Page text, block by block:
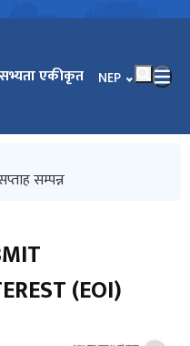
सभ्यता एकीकृत भाषा चयन गर्नुहोस्
NEP
सम्पन्न
सम्पन्न
सम्पन्न
(EOI)